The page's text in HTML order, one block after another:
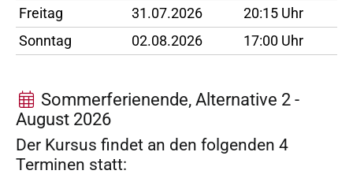
Freitag
31.07.2026
20:15 Uhr
Sonntag
02.08.2026 17:00 Uhr
Sommerferienende, Alternative 2 -
August 2026
Der Kursus findet an den folgenden 4
Terminen statt: